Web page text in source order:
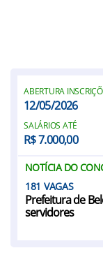
ABERTURA
12/05/2026
SALÁRIOS ATÉ
R$ 7.000,00
NOTÍCIA DO
181
Prefeitura de
servidores